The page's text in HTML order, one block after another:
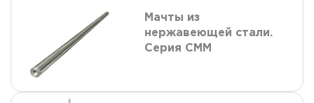
Мачты из
нержавеющей стали.
Серия СММ